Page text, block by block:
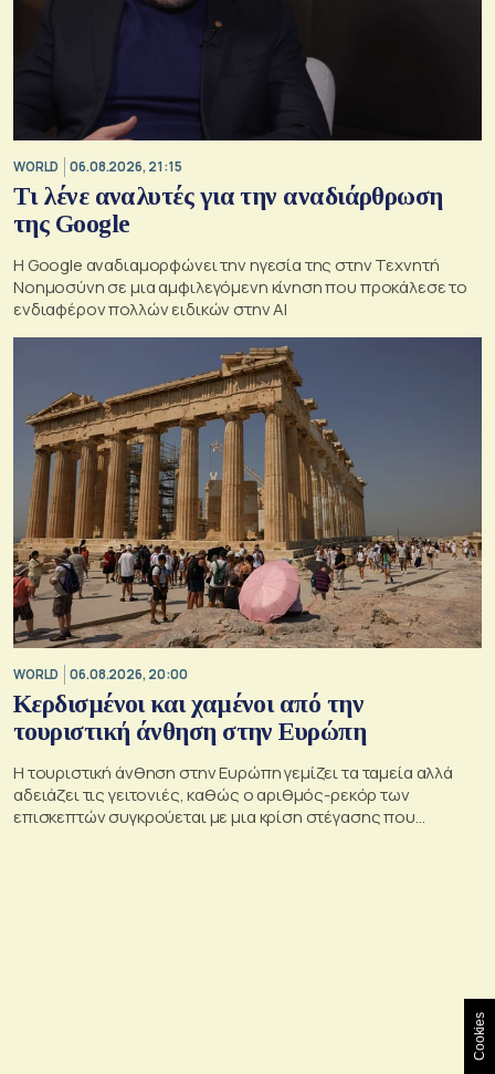
WORLD 06.08.2026, 21:15
Τι λένε αναλυτές για την αναδιάρθρωση
της Google
Η Google αναδιαμορφώνει την ηγεσία της στην Τεχνητή
Νοημοσύνη σε μια αμφιλεγόμενη κίνηση που προκάλεσε το
ενδιαφέρον πολλών ειδικών στην ΑΙ
WORLD 06.08.2026, 20:00
Κερδισμένοι και χαμένοι από την
τουριστική άνθηση στην Ευρώπη
Η τουριστική άνθηση στην Ευρώπη γεμίζει τα ταμεία αλλά
αδειάζει τις γειτονιές, καθώς ο αριθμός-ρεκόρ των
επισκεπτών συγκρούεται με μια κρίση στέγασης που
Cookies